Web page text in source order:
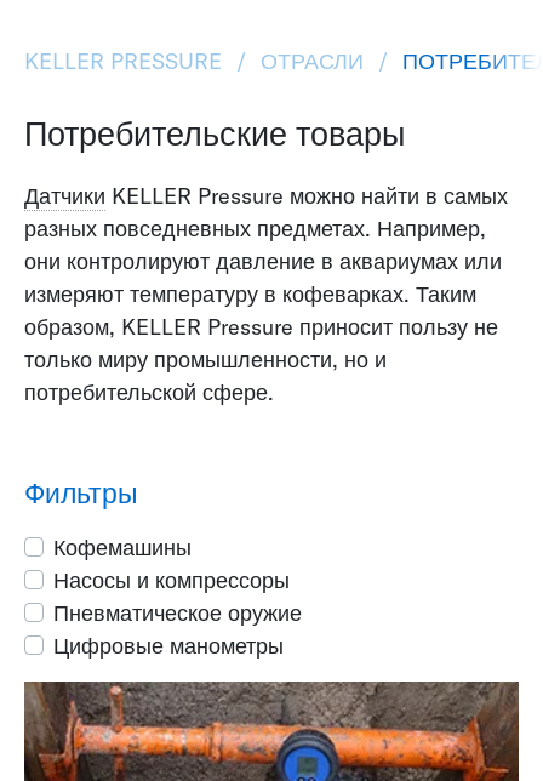
KELLER PRESSURE ОТРАСЛИ
Потребительские товары
Датчики KELLER Pressure можно найти в самых
разных повседневных предметах. Например,
они контролируют давление в аквариумах или
измеряют температуру в кофеварках. Таким
образом, KELLER Pressure приносит пользу не
только миру промышленности, но и
потребительской сфере.
Фильтры
Кофемашины
Насосы и компрессоры
Пневматическое оружие
Цифровые манометры